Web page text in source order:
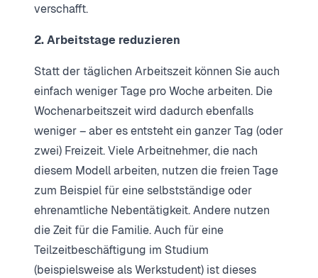
verschafft.
2. Arbeitstage reduzieren
Statt der täglichen Arbeitszeit können Sie auch
einfach weniger Tage pro Woche arbeiten. Die
Wochenarbeitszeit wird dadurch ebenfalls
weniger – aber es entsteht ein ganzer Tag (oder
zwei) Freizeit. Viele Arbeitnehmer, die nach
diesem Modell arbeiten, nutzen die freien Tage
zum Beispiel für eine selbstständige oder
ehrenamtliche Nebentätigkeit. Andere nutzen
die Zeit für die Familie. Auch für eine
Teilzeitbeschäftigung im Studium
(beispielsweise als Werkstudent) ist dieses